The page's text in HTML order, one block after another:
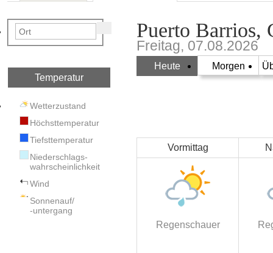
Temperatur
Wetterzustand
Höchsttemperatur
Tiefsttemperatur
Niederschlags-
wahrscheinlichkeit
Wind
Sonnenauf/
-untergang
Puerto Barrios,
Freitag, 07.08.2026
Heute Morgen
Vormittag
Regenschauer